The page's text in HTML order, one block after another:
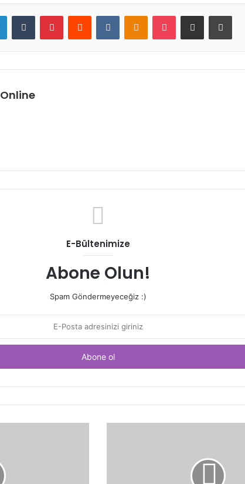
LinkedInTumblr PinterestReddit VKontakteOdnoklassniki
Pocket E-Posta ile paylaş
E-Bültenimize
Abone Olun!
Spam Göndermeyeceğiz :)